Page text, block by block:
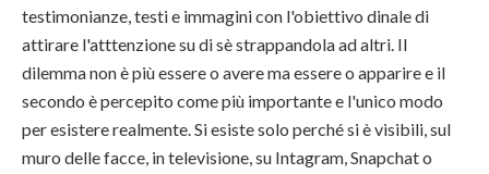
testimonianze, testi e immagini con l'obiettivo dinale di
attirare l'atttenzione su di sè strappandola ad altri. Il
dilemma non è più essere o avere ma essere o apparire e il
secondo è percepito come più importante e l'unico modo
per esistere realmente. Si esiste solo perché si è visibili, sul
muro delle facce, in televisione, su Intagram, Snapchat o